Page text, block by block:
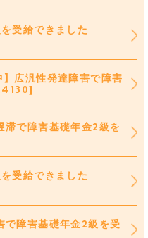
受給できました
】広汎性発達障害で障害
滞で障害基礎年金2級を
受給できました
で障害基礎年金2級を受